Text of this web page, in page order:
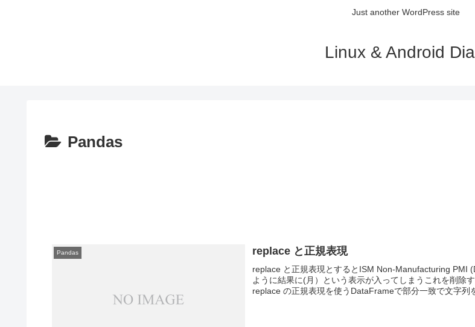
Just another WordPress site
Linux & Android
Pandas
Pandas replace と正規表現
replace と正規表現とするとISM Non-Manufacturing PMI
ように結果に(月）という表示が入ってしまうこれを削除
replace の正規表現を使うDataFrameで部分一致で文字列